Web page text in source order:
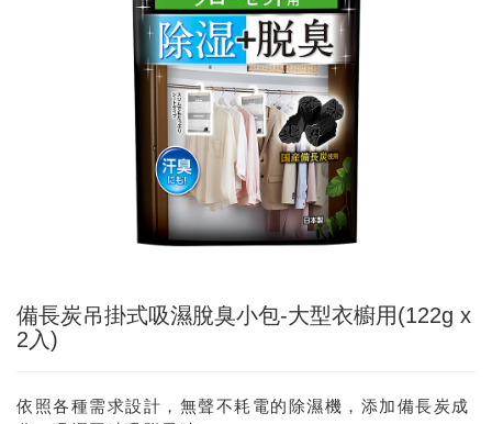
備長炭吊掛式吸濕脫臭小包-大型衣櫥用(122g x
2入)
依照各種需求設計，無聲不耗電的除濕機，添加備長炭成